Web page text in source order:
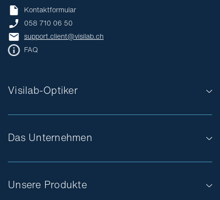
Das Unternehmen
Unsere Produkte
Visilab-Optiker
Kontaktformular
058 710 06 50
support.client@visilab.ch
FAQ